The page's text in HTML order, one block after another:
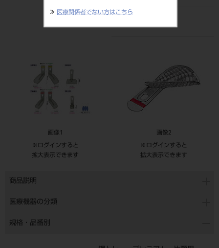
≫ 医療関係者でない方はこちら
メーカー
株式会社YDM
画像1
※ログインすると
拡大表示できます
画像2
※ログインすると
拡大表示できます
商品説明
医療機器の分類
規格・品番別